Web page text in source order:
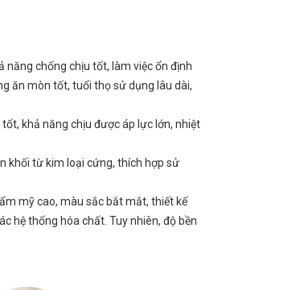
năng chống chịu tốt, làm việc ổn định
ăn mòn tốt, tuổi thọ sử dụng lâu dài,
khả năng chịu được áp lực lớn, nhiệt
khối từ kim loại cứng, thích hợp sử
mỹ cao, màu sắc bắt mắt, thiết kế
hệ thống hóa chất. Tuy nhiên, độ bền